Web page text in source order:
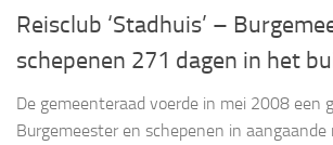
Reisclub ‘Stadhuis’ –
schepenen 271 dagen in het
De gemeenteraad voerde in mei 2008 een
Burgemeester en schepenen in